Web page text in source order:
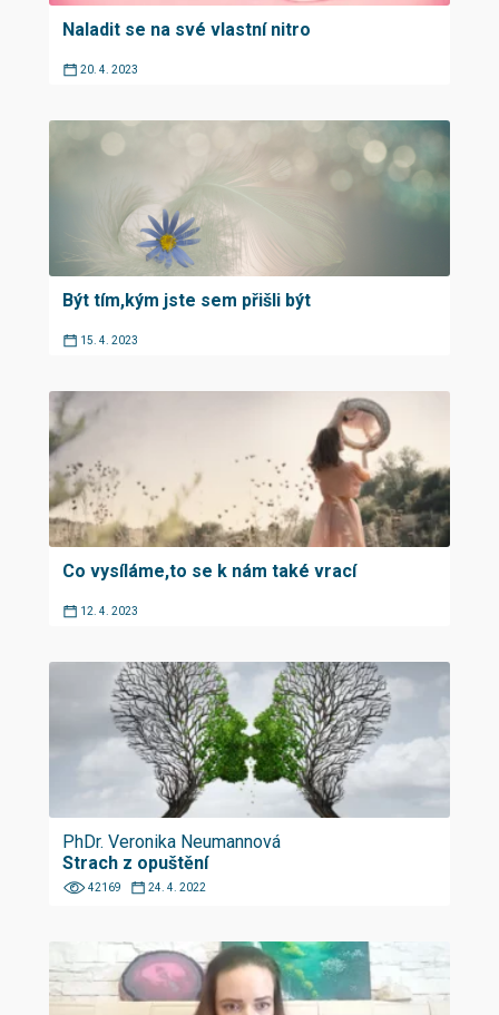
Naladit se na své vlastní nitro
20. 4. 2023
Být tím,kým jste sem přišli být
15. 4. 2023
Co vysíláme,to se k nám také vrací
12. 4. 2023
PhDr. Veronika Neumannová
Strach z opuštění
42169 24. 4. 2022